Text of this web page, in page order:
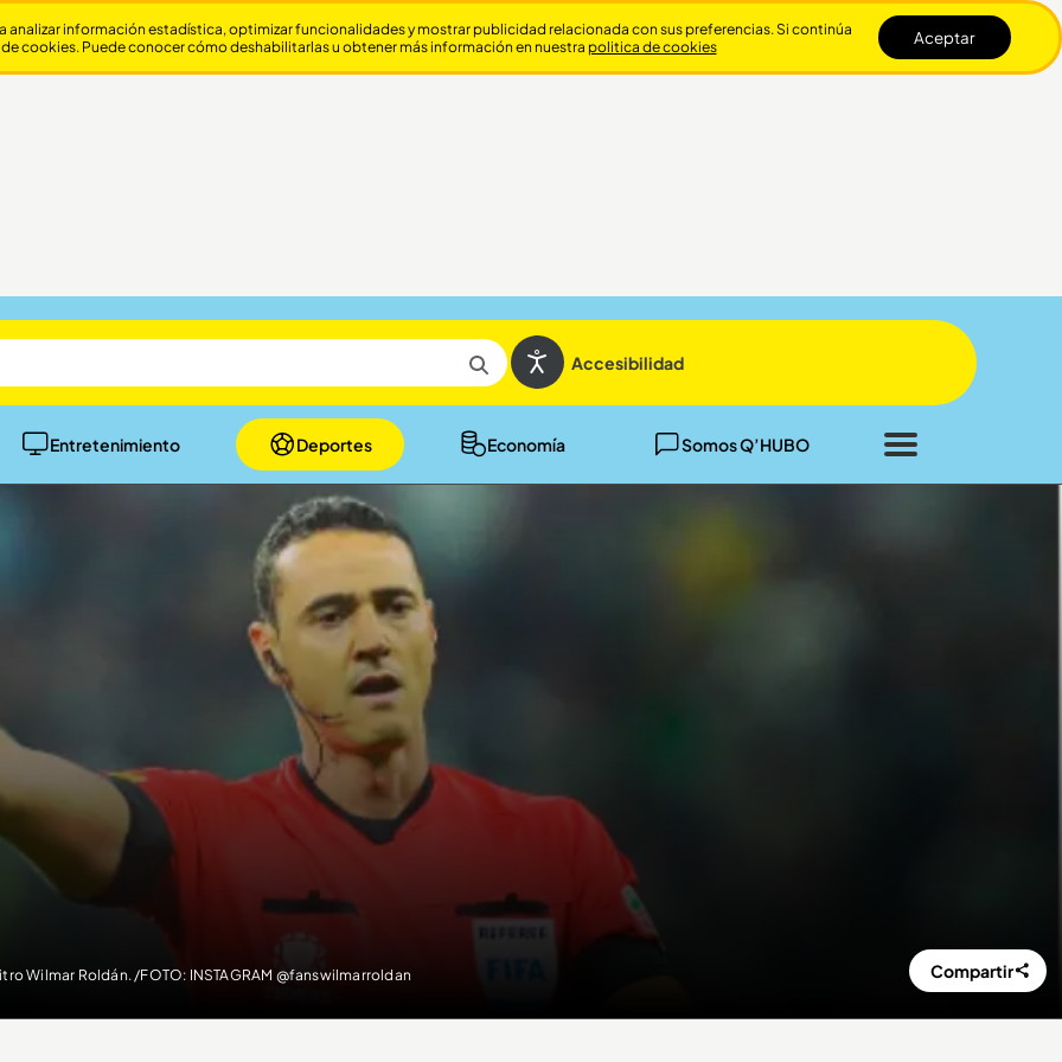
Accesibilidad
Entretenimiento Deportes Economía Somos Q’HUBO
Cerrar
Wilmar Roldán. /FOTO: INSTAGRAM @fanswilmarroldan Compartir
información estadística, optimizar funcionalidades y mostrar publicidad relacionada con sus preferencias. Si continúa
cookies. Puede conocer cómo deshabilitarlas u obtener más información en nuestra politica de cookies Aceptar